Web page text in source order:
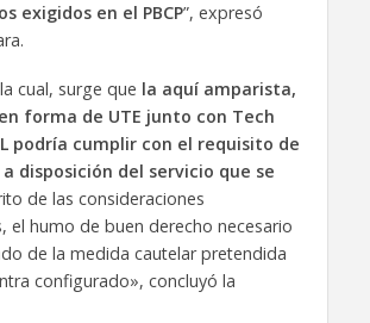
exigidos en el PBCP”, expresó
cual, surge que la aquí amparista,
forma de UTE junto con Tech
podría cumplir con el requisito de
disposición del servicio que se
de las consideraciones
el humo de buen derecho necesario
de la medida cautelar pretendida
configurado», concluyó la